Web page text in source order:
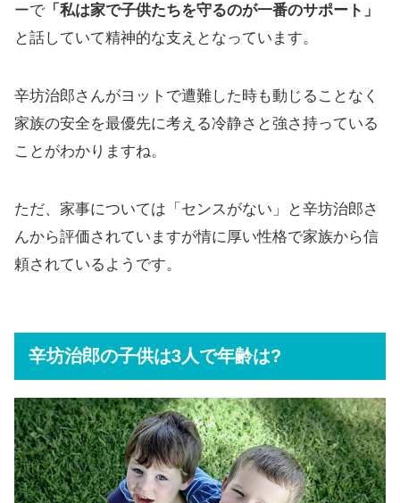
ーで 「私は家で子供たちを守るのが一番のサポート」
と話していて精神的な支えとなっています。
辛坊治郎さんがヨットで遭難した時も動じることなく
家族の安全を最優先に考える冷静さと強さ持っている
ことがわかりますね。
ただ、家事については「センスがない」と辛坊治郎さ
んから評価されていますが情に厚い性格で家族から信
頼されているようです。
辛坊治郎の子供は3人で年齢は?